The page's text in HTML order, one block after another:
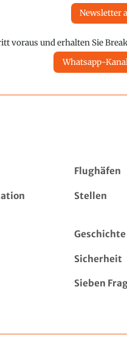
Newsletter
voraus und erhalten Sie
Whatsapp-
Flughäfen
Stellen
Geschichte
Sicherheit
Sieben